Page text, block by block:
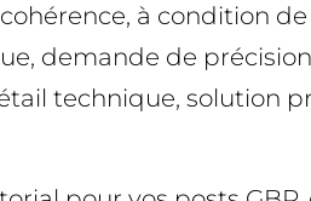
à condition
demande de
technique, solution